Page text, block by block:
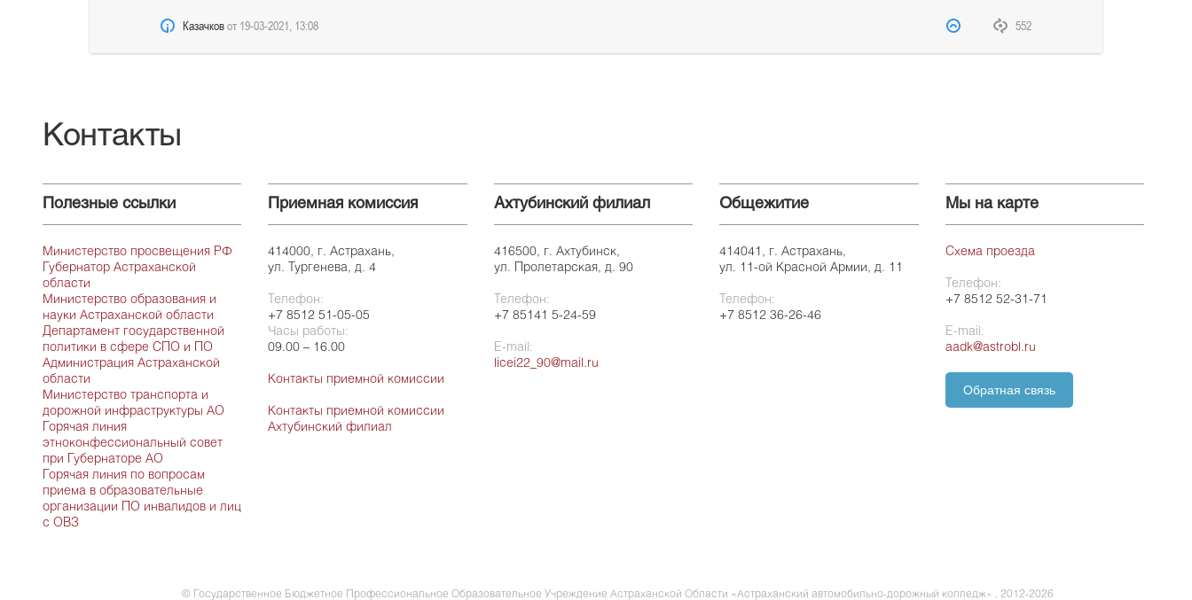
552
Казачковот 19-03-2021, 13:08
Контакты
Полезные ссылки
Министерство просвещения РФ
Губернатор Астраханской
области
Министерство образования и
науки Астраханской области
Департамент государственной
политики в сфере СПО и ПО
Администрация Астраханской
области
Министерство транспорта и
дорожной инфраструктуры АО
Горячая линия
этноконфессиональный совет
при Губернаторе АО
Горячая линия по вопросам
приема в образовательные
организации ПО инвалидов и лиц
с ОВЗ
Приемная комиссия
414000, г. Астрахань,
ул. Тургенева, д. 4
Телефон:
+7 8512 51-05-05
Часы работы:
09.00 – 16.00
Контакты приемной комиссии
Контакты приемной комиссии
Ахтубинский филиал
Ахтубинский филиал
416500, г. Ахтубинск,
ул. Пролетарская, д. 90
Телефон:
+7 85141 5-24-59
E-mail:
licei22_90@mail.ru
Общежитие
414041, г. Астрахань,
ул. 11-ой Красной Армии, д. 11
Телефон:
+7 8512 36-26-46
Мы на карте
Схема проезда
Телефон:
+7 8512 52-31-71
E-mail:
aadk@astrobl.ru
Обратная связь
© Государственное Бюджетное Профессиональное Образовательное Учреждение Астраханской Области «Астраханский автомобильно-дорожный колледж» , 2012-2026